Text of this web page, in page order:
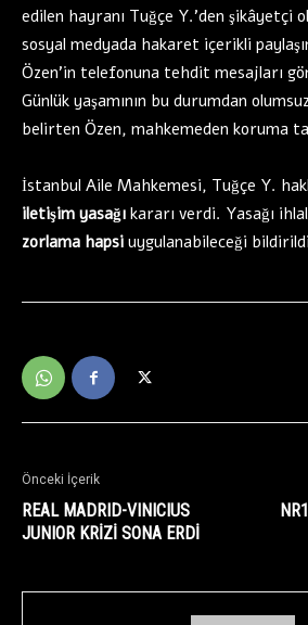
edilen hayranı Tuğçe Y.’den şikâyetçi
sosyal medyada hakaret içerikli
Özen’in telefonuna tehdit mesajları
Günlük yaşamının bu durumdan
belirten Özen, mahkemeden koruma
İstanbul Aile Mahkemesi, Tuğçe Y.
iletişim yasağı kararı verdi. Yasağı
zorlama hapsi uygulanabileceği
Önceki İçerik
REAL MADRID-VINICIUS
JUNIOR KRİZİ SONA ERDİ